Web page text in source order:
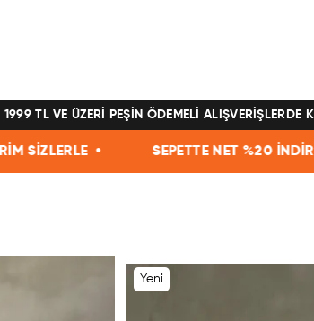
1999 TL VE ÜZERİ PEŞİN ÖDEMELİ ALIŞVERİŞLERDE
SEPETTE NET %20 İNDİRİM SİZLERLE •
Yeni